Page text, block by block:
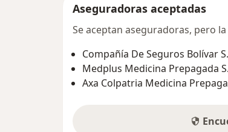
Aseguradoras aceptadas
Se aceptan aseguradoras, pero
Compañía De Seguros Bolívar
Medplus Medicina Prepagada
Axa Colpatria Medicina